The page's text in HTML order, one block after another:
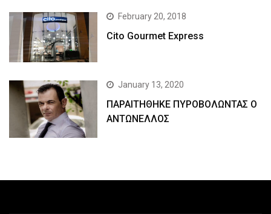
February 20, 2018
Cito Gourmet Express
January 13, 2020
ΠΑΡΑΙΤΗΘΗΚΕ ΠΥΡΟΒΟΛΩΝΤΑΣ Ο
ΑΝΤΩΝΕΛΛΟΣ